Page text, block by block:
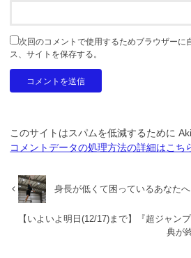
次回のコメントで使用するためブラウザーに
ス、サイトを保存する。
このサイトはスパムを低減するために
コメントデータの処理方法の詳細はこち
身長が低くて困っているあなたへ
【いよいよ明日(12/17)まで】『超ジャン
典が